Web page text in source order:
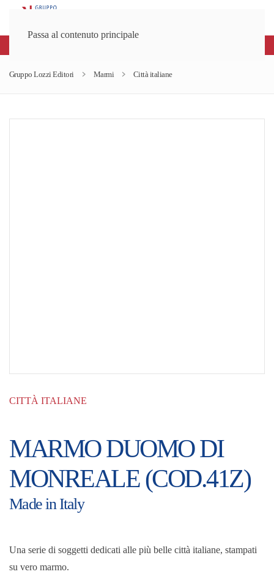
Passa al contenuto principale
Gruppo Lozzi Editori Marmi Città italiane
CITTÀ ITALIANE
MARMO DUOMO DI
MONREALE (COD.41Z)
Made in Italy
Una serie di soggetti dedicati alle più belle città italiane, stampati
su vero marmo.